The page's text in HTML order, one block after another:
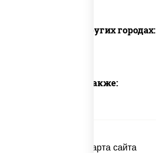
Доставка в других городах:
Предлагаем также:
Карта сайта